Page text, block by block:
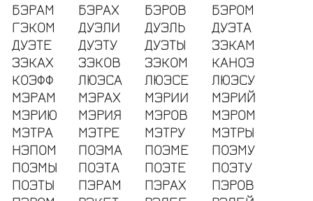
БЭРАМ
БЭРАХ БЭРОВ
БЭРОМ
ГЭКОМ
ДУЭЛИ ДУЭЛЬ
ДУЭТА
ДУЭТЕ
ДУЭТУ ДУЭТЫ
ЗЭКАМ
ЗЭКАХ
ЗЭКОВ ЗЭКОМ
КАНОЭ
КОЭФФ
ЛЮЭСА ЛЮЭСЕ
ЛЮЭСУ
МЭРАМ
МЭРАХ МЭРИИ
МЭРИЙ
МЭРИЮ
МЭРИЯ МЭРОВ
МЭРОМ
МЭТРА
МЭТРЕ МЭТРУ
МЭТРЫ
НЭПОМ
ПОЭМА ПОЭМЕ
ПОЭМУ
ПОЭМЫ
ПОЭТА ПОЭТЕ
ПОЭТУ
ПОЭТЫ
ПЭРАМ ПЭРАХ
ПЭРОВ